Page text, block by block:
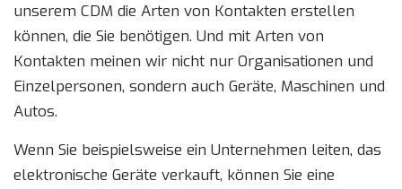
unserem CDM die Arten von Kontakten erstellen
können, die Sie benötigen. Und mit Arten von
Kontakten meinen wir nicht nur Organisationen und
Einzelpersonen, sondern auch Geräte, Maschinen und
Autos.
Wenn Sie beispielsweise ein Unternehmen leiten, das
elektronische Geräte verkauft, können Sie eine